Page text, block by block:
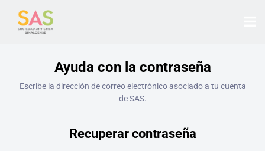
Ayuda con la contraseña
Escribe la dirección de correo electrónico asociado a tu cuenta
de SAS.
Recuperar contraseña